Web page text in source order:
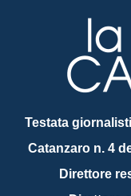
Testata
Catanzaro n. 4
Direttore